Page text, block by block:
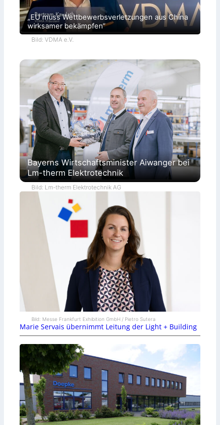
„EU muss Wettbewerbsverletzungen aus China
wirksamer bekämpfen“
Bild: VDMA e.V.
Bayerns Wirtschaftsminister Aiwanger bei
Lm-therm Elektrotechnik
Bild: Lm-therm Elektrotechnik AG
Bild: Messe Frankfurt Exhibition GmbH / Pietro Sutera
Marie Servais übernimmt Leitung der Light + Building